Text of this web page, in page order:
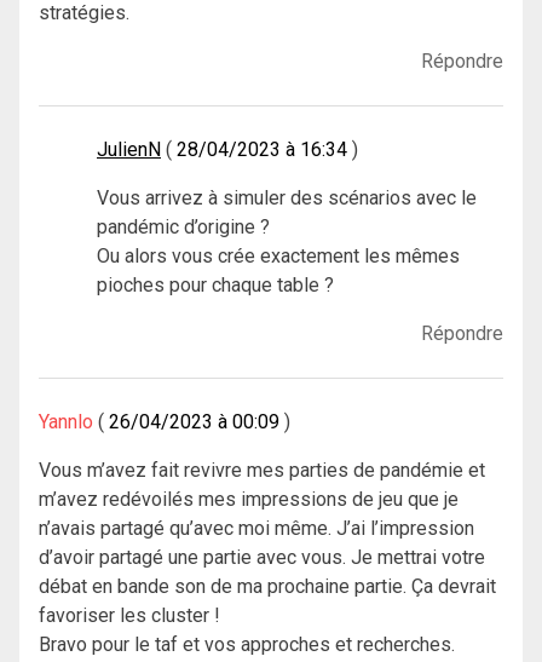
stratégies.
Répondre
JulienN 28/04/2023 à 16:34
Vous arrivez à simuler des scénarios avec le
pandémic d’origine ?
Ou alors vous crée exactement les mêmes
pioches pour chaque table ?
Répondre
Yannlo 26/04/2023 à 00:09
Vous m’avez fait revivre mes parties de pandémie et
m’avez redévoilés mes impressions de jeu que je
n’avais partagé qu’avec moi même. J’ai l’impression
d’avoir partagé une partie avec vous. Je mettrai votre
débat en bande son de ma prochaine partie. Ça devrait
favoriser les cluster !
Bravo pour le taf et vos approches et recherches.